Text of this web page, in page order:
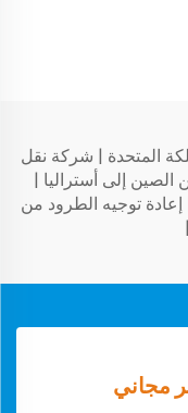
المتحدة | شركة نقل
الصين إلى أستراليا |
إعادة توجيه الطرود من
|
مجاني